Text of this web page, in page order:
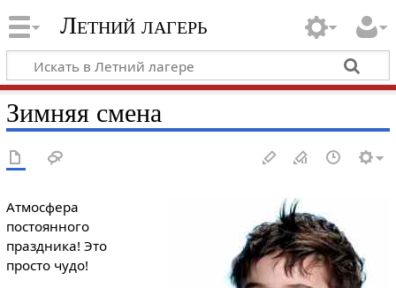
Летний лагерь
Зимняя смена
Атмосфера
постоянного
праздника! Это
просто чудо!